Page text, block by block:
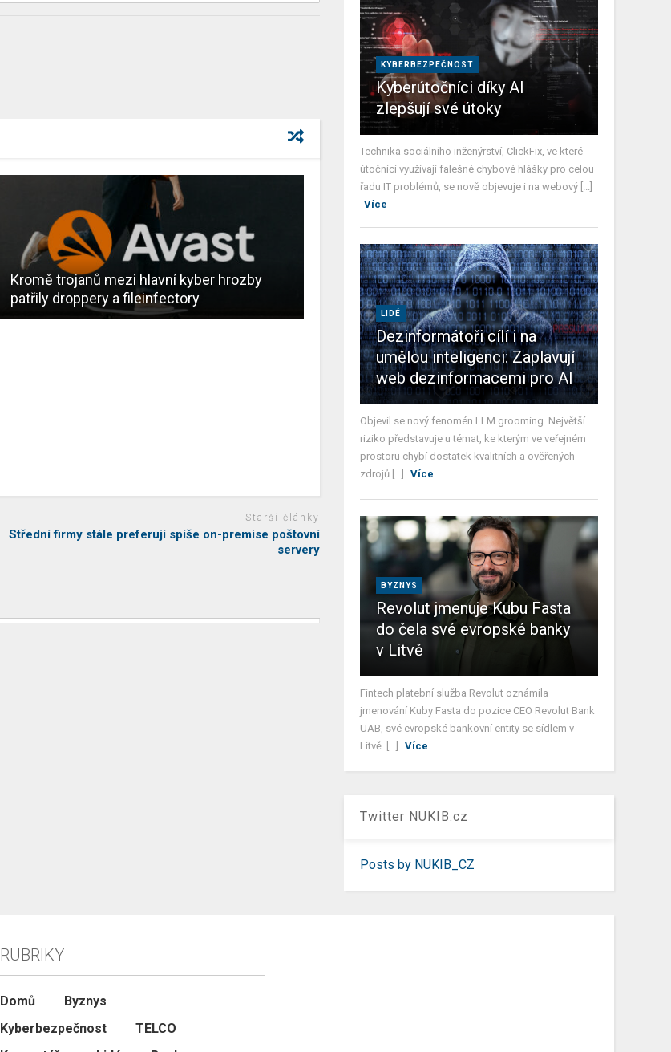
Kromě trojanů mezi hlavní kyber hrozby
patřily droppery a fileinfectory
Starší články
Střední firmy stále preferují spíše on-premise poštovní
servery
KYBERBEZPEČNOST
Kyberútočníci díky AI
zlepšují své útoky
Technika sociálního inženýrství, ClickFix, ve které
útočníci využívají falešné chybové hlášky pro celou
řadu IT problémů, se nově objevuje i na webový [...]
Více
LIDÉ
Dezinformátoři cílí i na
umělou inteligenci: Zaplavují
web dezinformacemi pro AI
Objevil se nový fenomén LLM grooming. Největší
riziko představuje u témat, ke kterým ve veřejném
prostoru chybí dostatek kvalitních a ověřených
zdrojů [...]
Více
BYZNYS
Revolut jmenuje Kubu Fasta
do čela své evropské banky
v Litvě
Fintech platební služba Revolut oznámila
jmenování Kuby Fasta do pozice CEO Revolut Bank
UAB, své evropské bankovní entity se sídlem v
Litvě. [...]
Více
Twitter NUKIB.cz
Posts by NUKIB_CZ
RUBRIKY
Domů
Byznys
Kyberbezpečnost
TELCO